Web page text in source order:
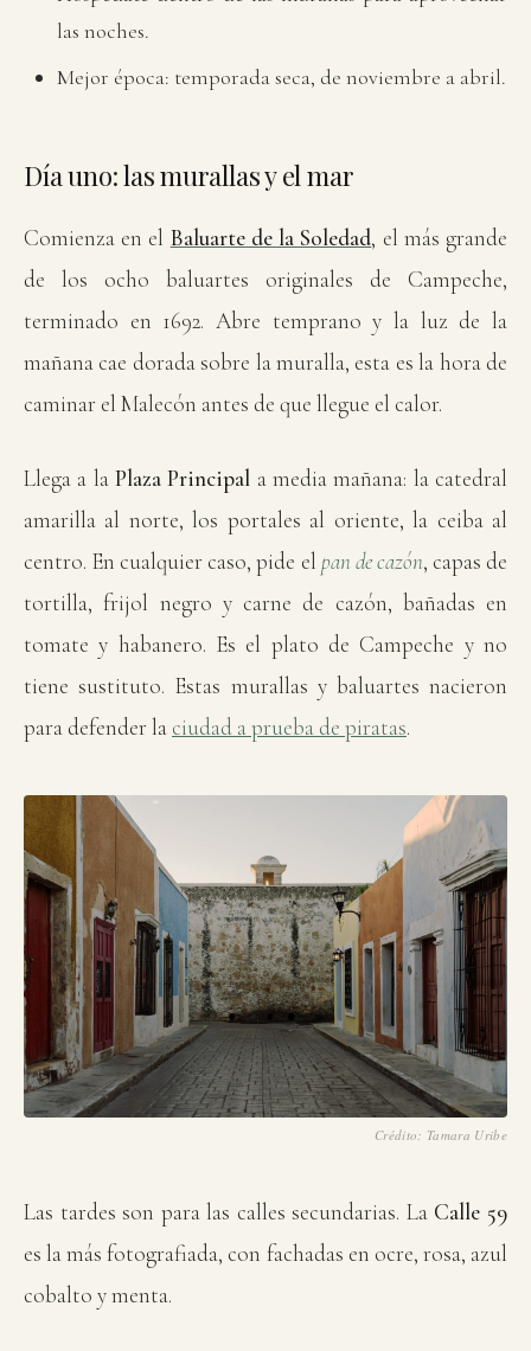
las noches.
Mejor época: temporada seca, de noviembre a abril.
Día uno: las murallas y el mar
Comienza en el Baluarte de la Soledad, el más grande
de los ocho baluartes originales de Campeche,
terminado en 1692. Abre temprano y la luz de la
mañana cae dorada sobre la muralla, esta es la hora de
caminar el Malecón antes de que llegue el calor.
Llega a la Plaza Principal a media mañana: la catedral
amarilla al norte, los portales al oriente, la ceiba al
centro. En cualquier caso, pide el pan de cazón, capas de
tortilla, frijol negro y carne de cazón, bañadas en
tomate y habanero. Es el plato de Campeche y no
tiene sustituto. Estas murallas y baluartes nacieron
para defender la ciudad a prueba de piratas.
Crédito: Tamara Uribe
Las tardes son para las calles secundarias. La Calle 59
es la más fotografiada, con fachadas en ocre, rosa, azul
cobalto y menta.